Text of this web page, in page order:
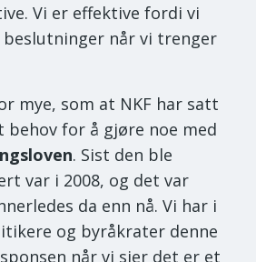
Vi er effektive fordi vi
når vi trenger
mye, som at NKF har satt
behov for å gjøre noe med
. Sist den ble
var i 2008, og det var
da enn nå. Vi har i
og byråkrater denne
når vi sier det er et